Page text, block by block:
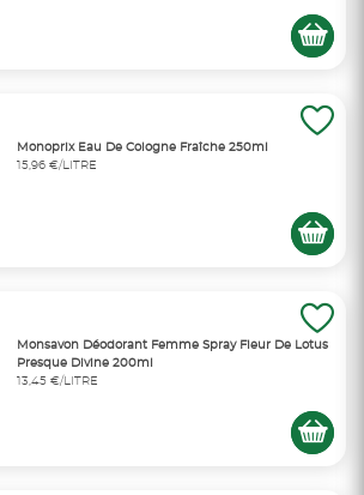
Monoprix Eau De Cologne Fraîche 250ml
15,96 €/LITRE
Monsavon Déodorant Femme Spray Fleur De Lotus
Presque Divine 200ml
13,45 €/LITRE